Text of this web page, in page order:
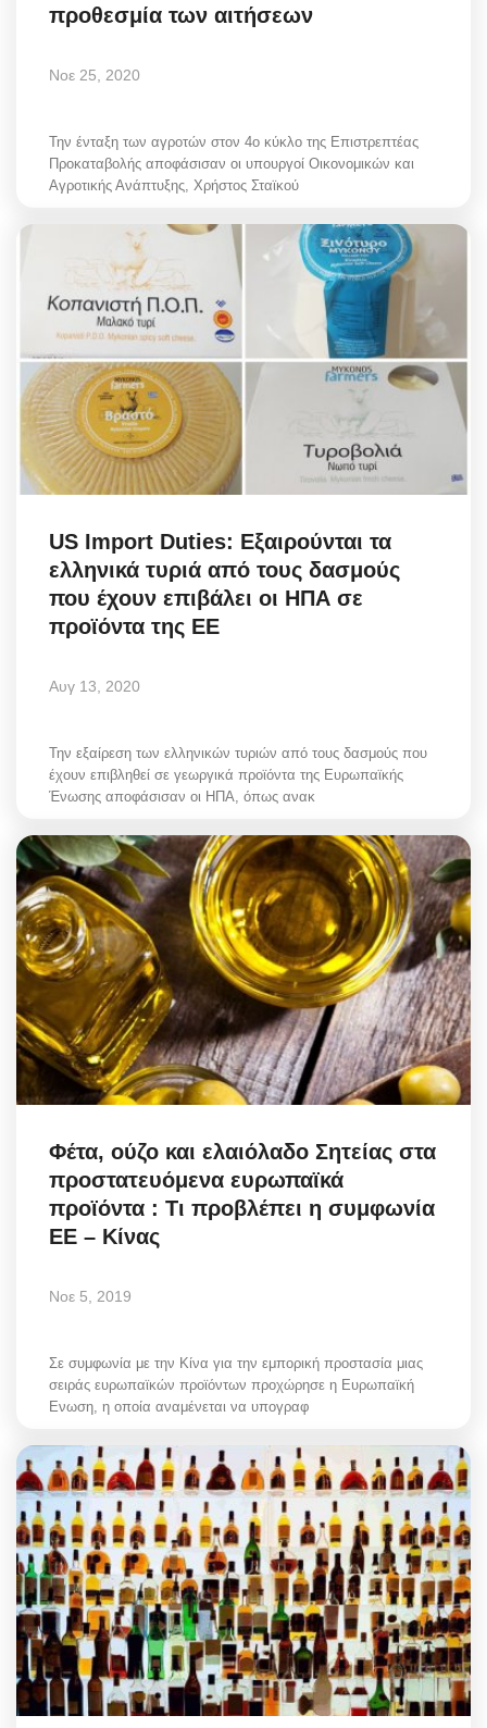
προθεσμία των αιτήσεων
Νοε 25, 2020
Την ένταξη των αγροτών στον 4ο κύκλο της Επιστρεπτέας
Προκαταβολής αποφάσισαν οι υπουργοί Οικονομικών και
Αγροτικής Ανάπτυξης, Χρήστος Σταϊκού
US Import Duties: Εξαιρούνται τα
ελληνικά τυριά από τους δασμούς
που έχουν επιβάλει οι ΗΠΑ σε
προϊόντα της ΕΕ
Αυγ 13, 2020
Την εξαίρεση των ελληνικών τυριών από τους δασμούς που
έχουν επιβληθεί σε γεωργικά προϊόντα της Ευρωπαϊκής
Ένωσης αποφάσισαν οι ΗΠΑ, όπως ανακ
Φέτα, ούζο και ελαιόλαδο Σητείας στα
προστατευόμενα ευρωπαϊκά
προϊόντα : Τι προβλέπει η συμφωνία
ΕΕ – Κίνας
Νοε 5, 2019
Σε συμφωνία με την Κίνα για την εμπορική προστασία μιας
σειράς ευρωπαϊκών προϊόντων προχώρησε η Ευρωπαϊκή
Ενωση, η οποία αναμένεται να υπογραφ